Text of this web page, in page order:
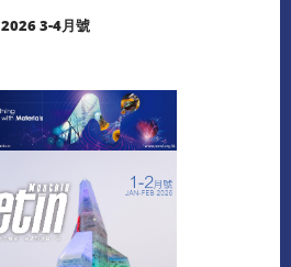
閱讀更多
下載
2026 3-4月號